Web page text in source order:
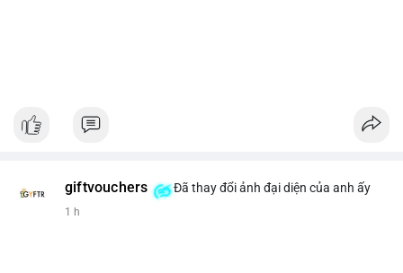
giftvouchers Đã thay đổi ảnh đại diện của anh ấy
1 h